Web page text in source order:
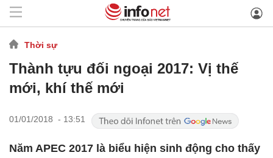
Thời sự
Thành tựu đối ngoại 2017: Vị thế
mới, khí thế mới
01/01/2018 - 13:51
Năm APEC 2017 là biểu hiện sinh động cho thấy